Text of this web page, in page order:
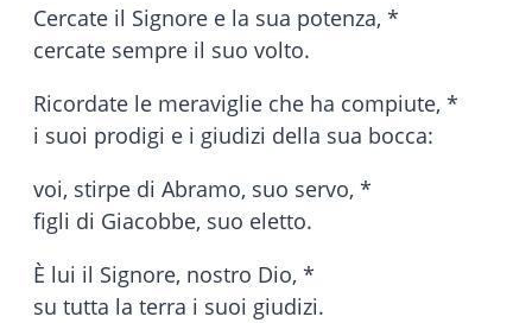
Cercate il Signore e la sua potenza, *
cercate sempre il suo volto.
Ricordate le meraviglie che ha compiute, *
i suoi prodigi e i giudizi della sua bocca:
voi, stirpe di Abramo, suo servo, *
figli di Giacobbe, suo eletto.
È lui il Signore, nostro Dio, *
su tutta la terra i suoi giudizi.